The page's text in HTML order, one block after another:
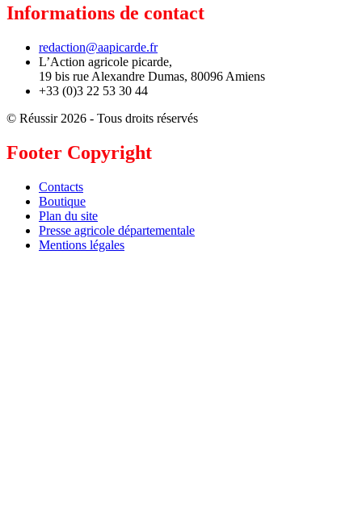
Informations de contact
redaction@aapicarde.fr
L’Action agricole picarde,
19 bis rue Alexandre Dumas, 80096 Amiens
+33 (0)3 22 53 30 44
© Réussir 2026 - Tous droits réservés
Footer Copyright
Contacts
Boutique
Plan du site
Presse agricole départementale
Mentions légales